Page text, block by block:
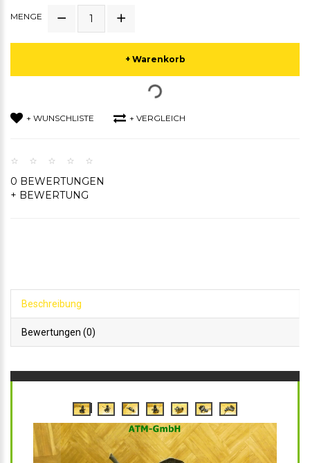
MENGE
+ Warenkorb
+ WUNSCHLISTE + VERGLEICH
0 BEWERTUNGEN
+ BEWERTUNG
Beschreibung
Bewertungen (0)